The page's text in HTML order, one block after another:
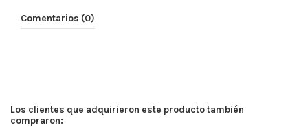
Comentarios (0)
Los clientes que adquirieron este producto también
compraron: